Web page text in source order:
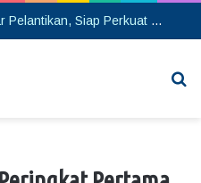
PW GP Ansor Kalteng Gelar Pelantikan, Siap Perkuat Konsolidasi Organisasi hingga Tingkat Cabang